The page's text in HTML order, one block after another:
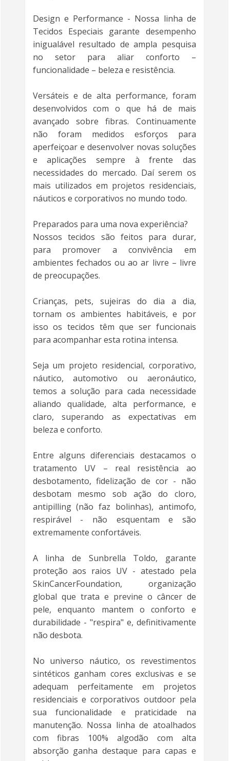
Design e Performance - Nossa linha de
Tecidos Especiais garante desempenho
inigualável resultado de ampla pesquisa
no setor para aliar conforto –
funcionalidade – beleza e resistência.
Versáteis e de alta performance, foram
desenvolvidos com o que há de mais
avançado sobre fibras. Continuamente
não foram medidos esforços para
aperfeiçoar e desenvolver novas soluções
e aplicações sempre à frente das
necessidades do mercado. Daí serem os
mais utilizados em projetos residenciais,
náuticos e corporativos no mundo todo.
Preparados para uma nova experiência?
Nossos tecidos são feitos para durar,
para promover a convivência em
ambientes fechados ou ao ar livre – livre
de preocupações.
Crianças, pets, sujeiras do dia a dia,
tornam os ambientes habitáveis, e por
isso os tecidos têm que ser funcionais
para acompanhar esta rotina intensa.
Seja um projeto residencial, corporativo,
náutico, automotivo ou aeronáutico,
temos a solução para cada necessidade
aliando qualidade, alta performance, e
claro, superando as expectativas em
beleza e conforto.
Entre alguns diferenciais destacamos o
tratamento UV – real resistência ao
desbotamento, fidelização de cor - não
desbotam mesmo sob ação do cloro,
antipilling (não faz bolinhas), antimofo,
respirável - não esquentam e são
extremamente confortáveis.
A linha de Sunbrella Toldo, garante
proteção aos raios UV - atestado pela
SkinCancerFoundation, organização
global que trata e previne o câncer de
pele, enquanto mantem o conforto e
durabilidade - "respira" e, definitivamente
não desbota.
No universo náutico, os revestimentos
sintéticos ganham cores exclusivas e se
adequam perfeitamente em projetos
residenciais e corporativos outdoor pela
sua funcionalidade e praticidade na
manutenção. Nossa linha de atoalhados
com fibras 100% algodão com alta
absorção ganha destaque para capas e